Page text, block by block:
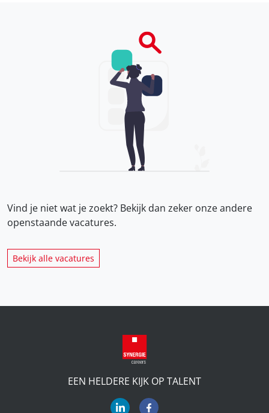
Vind je niet wat je zoekt? Bekijk dan zeker onzeandere
openstaande vacatures.
Bekijk alle vacatures
EEN HELDERE KIJK OP TALENT